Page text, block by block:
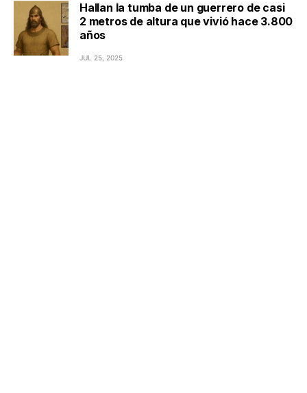
Hallan la tumba de un guerrero de casi
2 metros de altura que vivió hace 3.800
años
JUL 25, 2025